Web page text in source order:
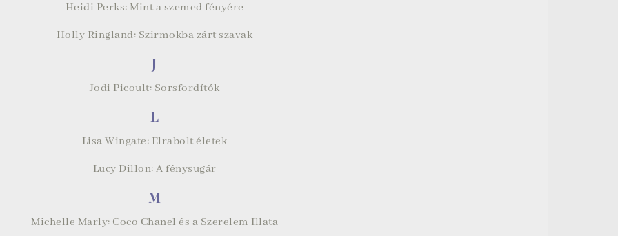
Heidi Perks: Mint a szemed fényére
Holly Ringland: Szirmokba zárt szavak
J
Jodi Picoult: Sorsfordítók
L
Lisa Wingate: Elrabolt életek
Lucy Dillon: A fénysugár
M
Michelle Marly: Coco Chanel és a Szerelem Illata